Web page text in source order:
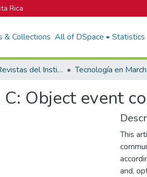
Rica
& Collections All of DSpace Statistics
Portal de Revistas del Instituto Tecnológico de Costa Rica Tecnología en
Object event
This
and,